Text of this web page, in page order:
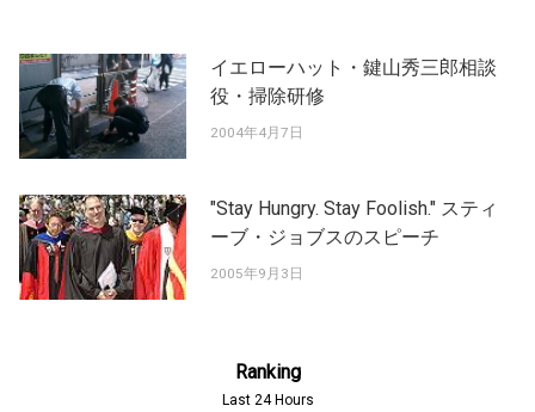
イエローハット・鍵山秀三郎相談
役・掃除研修
2004年4月7日
"Stay Hungry. Stay Foolish." スティ
ーブ・ジョブスのスピーチ
2005年9月3日
Ranking
Last 24 Hours